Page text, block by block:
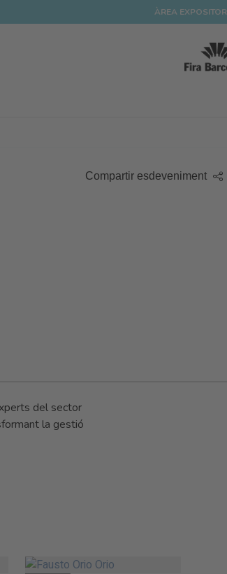
ÀREA EXPOSITOR
Compartir esdeveniment
del sector
la gestió